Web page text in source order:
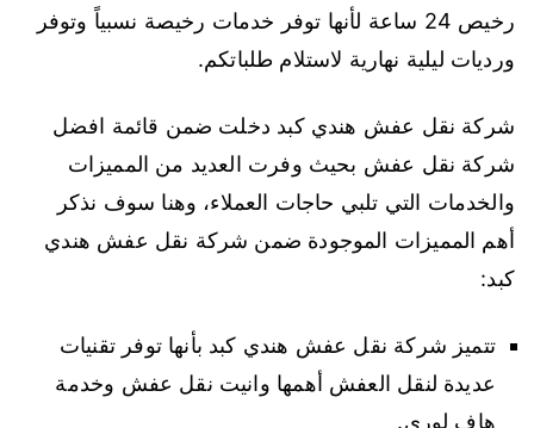
رخيص 24 ساعة لأنها توفر خدمات رخيصة نسبياً وتوفر
ورديات ليلية نهارية لاستلام طلباتكم.
شركة نقل عفش هندي كبد دخلت ضمن قائمة افضل
شركة نقل عفش بحيث وفرت العديد من المميزات
والخدمات التي تلبي حاجات العملاء، وهنا سوف نذكر
أهم المميزات الموجودة ضمن شركة نقل عفش هندي
كبد:
تتميز شركة نقل عفش هندي كبد بأنها توفر تقنيات
عديدة لنقل العفش أهمها وانيت نقل عفش وخدمة
هاف لوري.